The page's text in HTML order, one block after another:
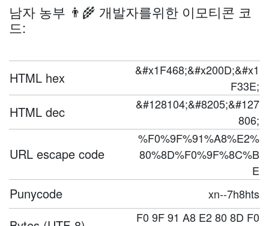
남자 농부 👨‍🌾 개발자를위한 이모티콘 코
드:
HTML hex
&#x1F468;&#x200D;&#x1
F33E;
HTML dec
&#128104;&#8205;&#127
806;
URL escape code
%F0%9F%91%A8%E2%
80%8D%F0%9F%8C%B
E
Punycode xn--7h8hts
F0 9F 91 A8 E2 80 8D F0